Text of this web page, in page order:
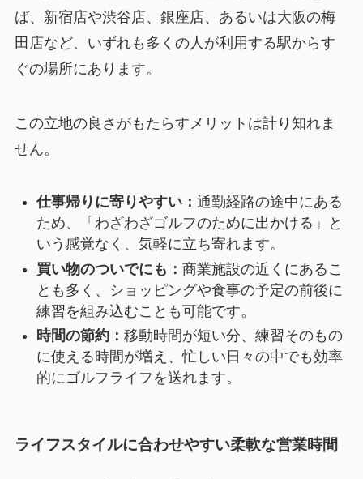
ば、新宿店や渋谷店、銀座店、あるいは大阪の梅
田店など、いずれも多くの人が利用する駅からす
ぐの場所にあります。
この立地の良さがもたらすメリットは計り知れま
せん。
仕事帰りに寄りやすい： 通勤経路の途中にある
ため、「わざわざゴルフのために出かける」と
いう感覚なく、気軽に立ち寄れます。
買い物のついでにも： 商業施設の近くにあるこ
とも多く、ショッピングや食事の予定の前後に
練習を組み込むことも可能です。
時間の節約： 移動時間が短い分、練習そのもの
に使える時間が増え、忙しい日々の中でも効率
的にゴルフライフを送れます。
ライフスタイルに合わせやすい柔軟な営業時間